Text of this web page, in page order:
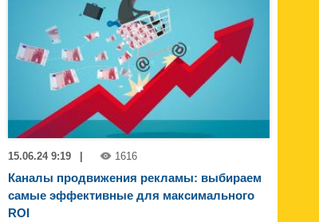
15.06.24 9:19 1616
Каналы продвижения рекламы: выбираем
самые эффективные для максимального
ROI